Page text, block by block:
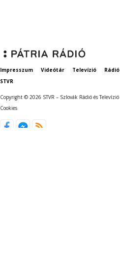
Impresszum Videótár Televízió Rádió
STVR
Copyright © 2026 STVR – Szlovák Rádió és Televízió
Cookies